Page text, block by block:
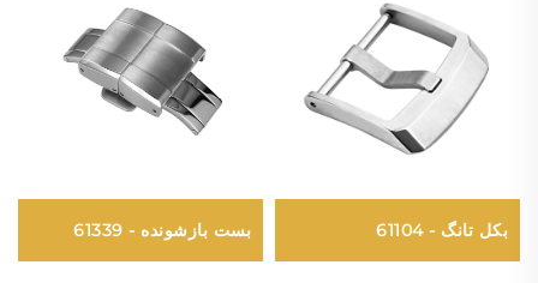
بکل تانگ - 61104 بست بازشونده - 61339